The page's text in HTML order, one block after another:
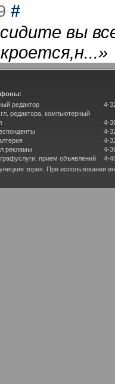
#
вы
»
редактор
редактора, компьютерный
рекламы
прием объявлений
4-
4-
4-
4-
4-
4-
зори». При использовании